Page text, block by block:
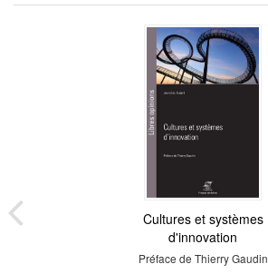
Cultures et systèmes
d'innovation
Préface de Thierry Gaudin